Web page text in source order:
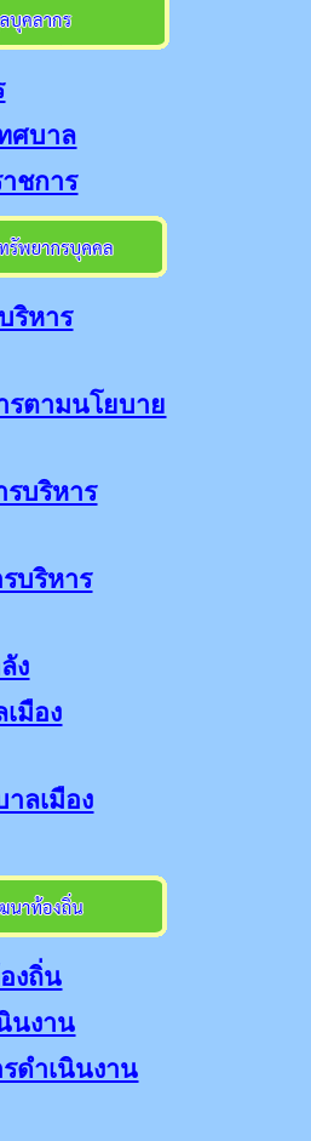
ศบาล
ชการ
ริหาร
รตามนโยบาย
บริหาร
บริหาร
ง
มือง
ลเมือง
งถิ่น
นงาน
ดำเนินงาน